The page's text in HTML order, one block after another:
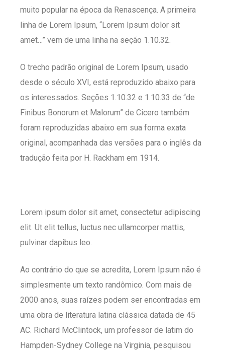
muito popular na época da Renascença. A primeira
linha de Lorem Ipsum, “Lorem Ipsum dolor sit
amet…” vem de uma linha na seção 1.10.32.
O trecho padrão original de Lorem Ipsum, usado
desde o século XVI, está reproduzido abaixo para
os interessados. Seções 1.10.32 e 1.10.33 de “de
Finibus Bonorum et Malorum” de Cicero também
foram reproduzidas abaixo em sua forma exata
original, acompanhada das versões para o inglês da
tradução feita por H. Rackham em 1914.
Lorem ipsum dolor sit amet, consectetur adipiscing
elit. Ut elit tellus, luctus nec ullamcorper mattis,
pulvinar dapibus leo.
Ao contrário do que se acredita, Lorem Ipsum não é
simplesmente um texto randômico. Com mais de
2000 anos, suas raízes podem ser encontradas em
uma obra de literatura latina clássica datada de 45
AC. Richard McClintock, um professor de latim do
Hampden-Sydney College na Virginia, pesquisou